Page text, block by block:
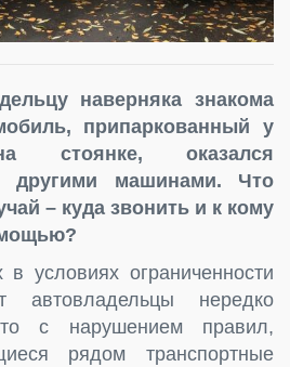
наверняка знакома
припаркованный у
оказался
другими машинами. Что
– куда звонить и к кому
условиях ограниченности
автовладельцы нередко
с нарушением правил,
рядом транспортные